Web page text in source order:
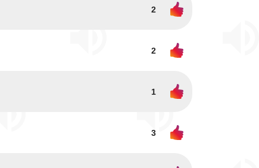
2
2
1
3